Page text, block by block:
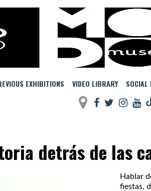
EXHIBITIONS VIDEO LIBRARY SOCIAL
detrás de las
Hablar
fiestas,